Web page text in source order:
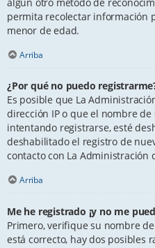
permita recolectar información
menor de edad.
Arriba
¿Por qué no puedo
Es posible que La
dirección IP o que el nombre
intentando registrarse, esté
deshabilitado el registro de
contacto con La Administración
Arriba
Me he registrado ¡y no me
Primero, verifique su nombre
está correcto, hay dos posibles